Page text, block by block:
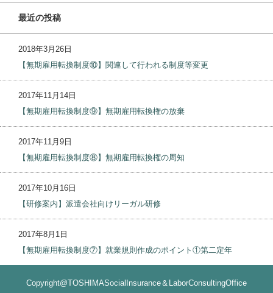
最近の投稿
2018年3月26日
【無期雇用転換制度⑩】関連して行われる制度等変更
2017年11月14日
【無期雇用転換制度⑨】無期雇用転換権の放棄
2017年11月9日
【無期雇用転換制度⑧】無期雇用転換権の周知
2017年10月16日
【研修案内】派遣会社向けリーガル研修
2017年8月1日
【無期雇用転換制度⑦】就業規則作成のポイント①第二定年
Copyright@TOSHIMASocialInsurance＆LaborConsultingOffice